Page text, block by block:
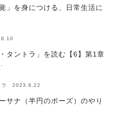
」を身につける、日常生活に
タントラ」を読む【6】第1章
ラ 2023.8.22
サナ（半円のポーズ）のやり